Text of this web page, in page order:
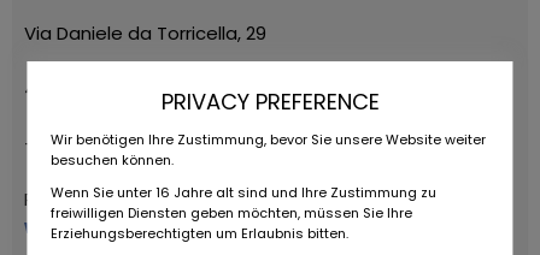
Via Daniele da Torricella, 29
42122 Reggio Emilia
+39 0522 268511
Ruote da Sogno
więcej od tego sprzedawcy
PRIVACY PREFERENCE
Wir benötigen Ihre Zustimmung, bevor Sie unsere Website weiter
besuchen können.
Wenn Sie unter 16 Jahre alt sind und Ihre Zustimmung zu
freiwilligen Diensten geben möchten, müssen Sie Ihre
Erziehungsberechtigten um Erlaubnis bitten.